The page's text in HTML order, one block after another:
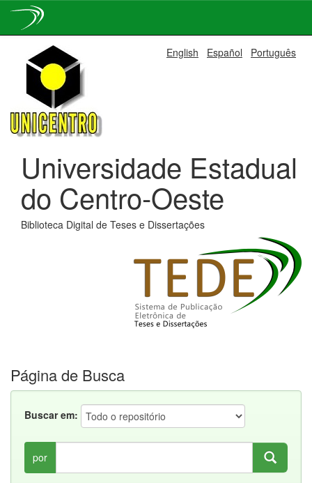
navigation
English Español Português
Universidade Estadual
do Centro-Oeste
Biblioteca Digital de Teses e Dissertações
Página de Busca
Buscar em:
por